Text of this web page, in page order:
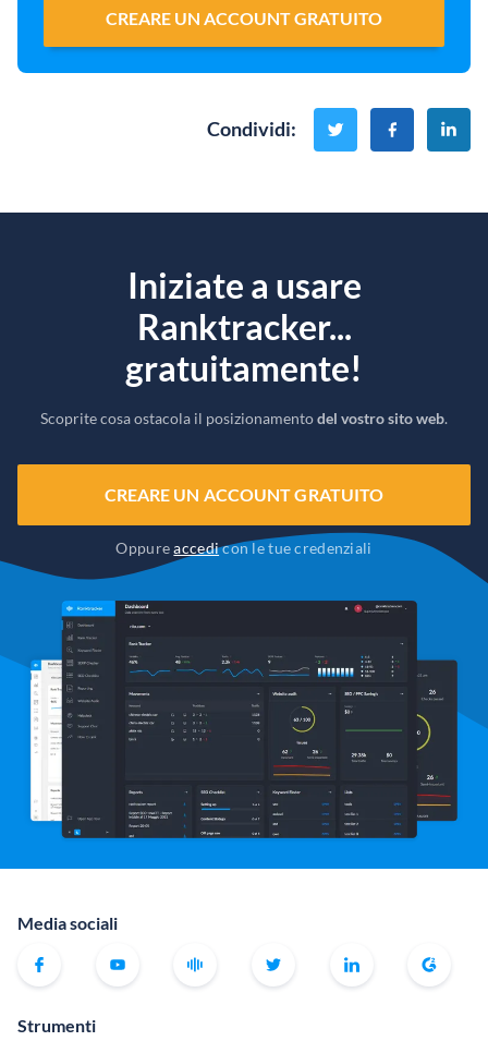
CREARE UN ACCOUNT GRATUITO
Condividi:
Iniziate a usare
Ranktracker...
gratuitamente!
Scoprite cosa ostacola il posizionamentodel vostro sito web.
CREARE UN ACCOUNT GRATUITO
Oppureaccedicon le tue credenziali
Media sociali
Strumenti